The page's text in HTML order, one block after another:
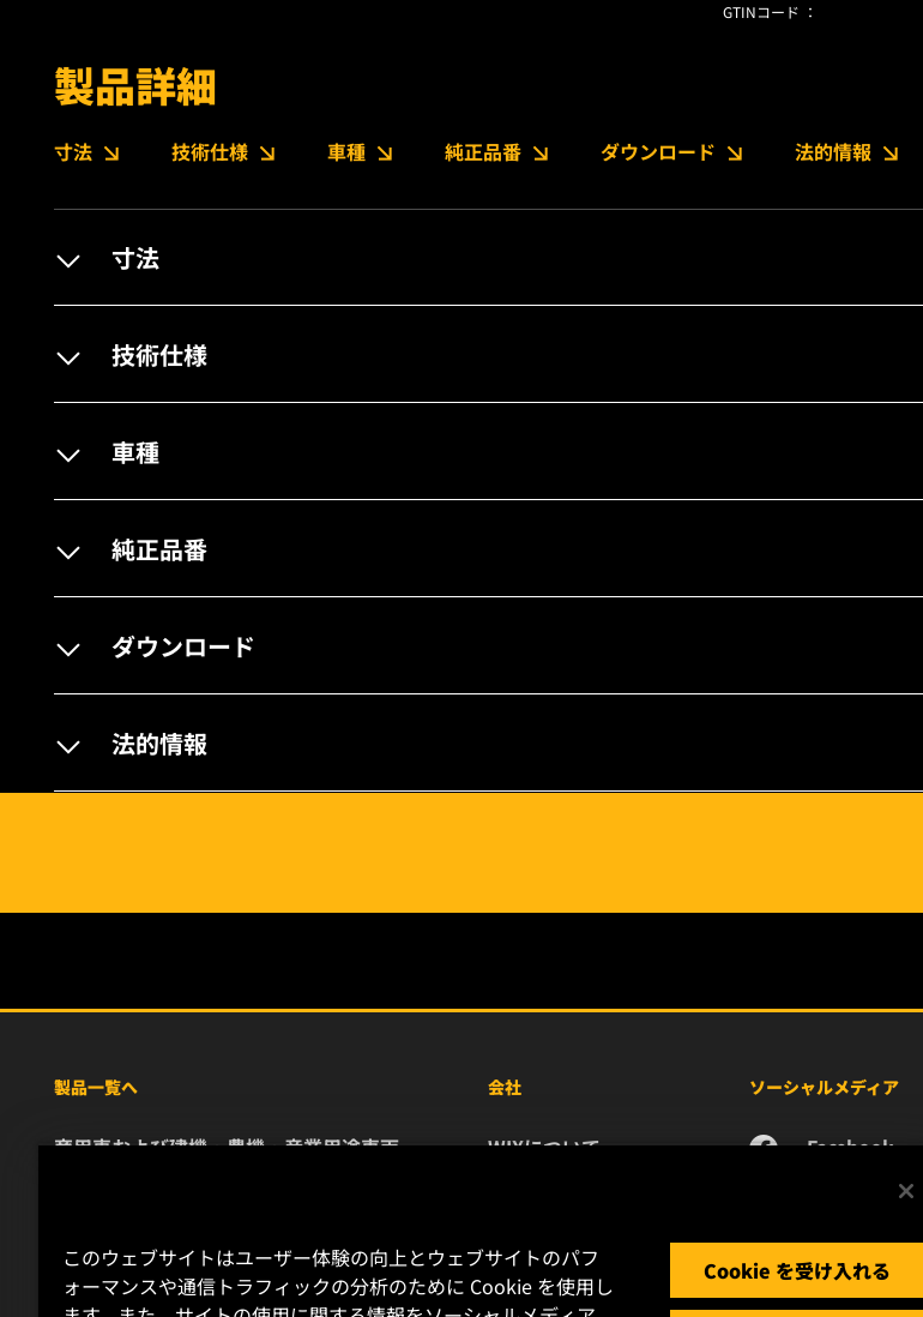
GTINコード ：
製品詳細
寸法 技術仕様 車種 純正品番 ダウンロード 法的情報
寸法
技術仕様
車種
純正品番
ダウンロード
法的情報
製品一覧へ
商用車および建機・農機・産業用途車両
レース用製品
会社
WIXについて
キャリア
データプライバシー
ソーシャルメディア
Facebook
Instagram
YouTube
このウェブサイトはユーザー体験の向上とウェブサイトのパフ
ォーマンスや通信トラフィックの分析のために Cookie を使用し
Cookie を受け入れる